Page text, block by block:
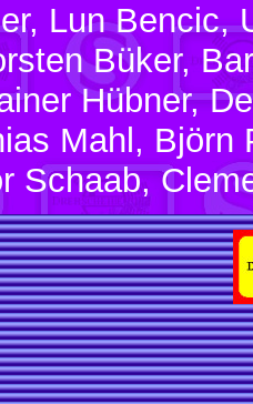
Lun Bencic,
Büker,
Hübner,
Mahl, Björn
Schaab,